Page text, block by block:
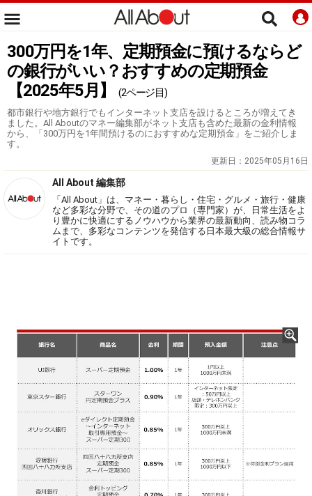
300万円を1年、定期預金に預けるならど
の銀行がいい？おすすめの定期預金
【2025年5月】
(2ページ目)
都市銀行や地方銀行でもインターネット支店を設けるところが増えてき
ました。All Aboutのマネー編集部がネット支店も含めた最新の金利情報
から、「300万円を1年間預けるのにおすすめな定期預金」をご紹介しま
す。
更新日： 2025年05月16日
All About 編集部
「All About」は、マネー・暮らし・住宅・グルメ・旅行・健康
など多彩な分野で、その道のプロ（専門家）が、日常生活をよ
り豊かに快適にするノウハウから業界の最新動向、読み物コラ
ムまで、多彩なコンテンツを発信する日本最大級の総合情報サ
イトです。